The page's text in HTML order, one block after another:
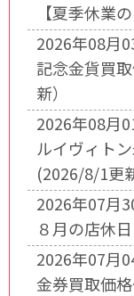
【夏季休業
2026年08月
記念金貨買
新）
2026年08月
ルイヴィト
(2026/8/1更
2026年07月
８月の店休
2026年07月
金券買取価